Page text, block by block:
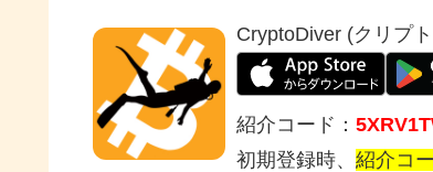
CryptoDiver (クリプ
紹介コード：
初期登録時、 紹介コ